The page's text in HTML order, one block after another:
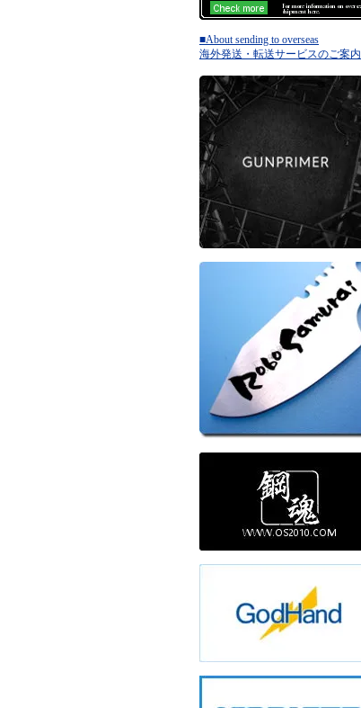
■About sending to overseas
海外発送・転送サービスのご案内